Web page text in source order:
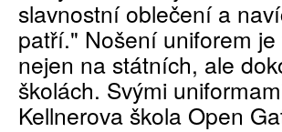
slavnostní oblečení a
patří." Nošení uniforem
nejen na státních, ale
školách. Svými
Kellnerova škola Open